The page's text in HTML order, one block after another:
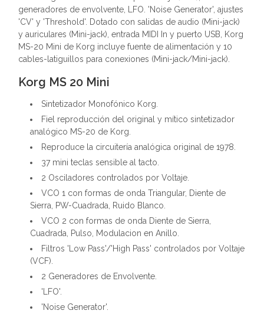
generadores de envolvente, LFO. 'Noise Generator', ajustes
'CV' y 'Threshold'. Dotado con salidas de audio (Mini-jack)
y auriculares (Mini-jack), entrada MIDI In y puerto USB, Korg
MS-20 Mini de Korg incluye fuente de alimentación y 10
cables-latiguillos para conexiones (Mini-jack/Mini-jack).
Korg MS 20 Mini
Sintetizador Monofónico Korg.
Fiel reproducción del original y mítico sintetizador
analógico MS-20 de Korg.
Reproduce la circuitería analógica original de 1978.
37 mini teclas sensible al tacto.
2 Osciladores controlados por Voltaje.
VCO 1 con formas de onda Triangular, Diente de
Sierra, PW-Cuadrada, Ruido Blanco.
VCO 2 con formas de onda Diente de Sierra,
Cuadrada, Pulso, Modulacion en Anillo.
Filtros 'Low Pass'/'High Pass' controlados por Voltaje
(VCF).
2 Generadores de Envolvente.
'LFO'.
'Noise Generator'.